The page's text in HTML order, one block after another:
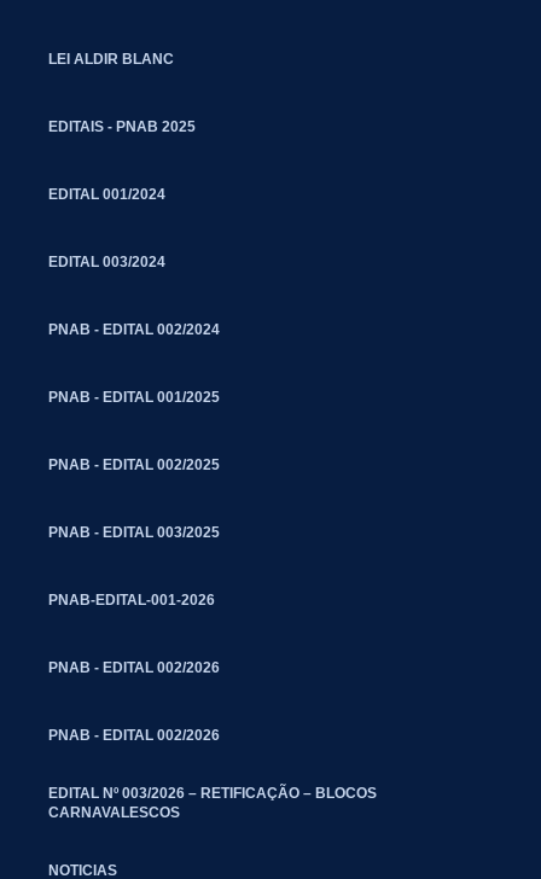
LEI ALDIR BLANC
EDITAIS - PNAB 2025
EDITAL 001/2024
EDITAL 003/2024
PNAB - EDITAL 002/2024
PNAB - EDITAL 001/2025
PNAB - EDITAL 002/2025
PNAB - EDITAL 003/2025
PNAB-EDITAL-001-2026
PNAB - EDITAL 002/2026
PNAB - EDITAL 002/2026
EDITAL Nº 003/2026 – RETIFICAÇÃO – BLOCOS
CARNAVALESCOS
NOTICIAS